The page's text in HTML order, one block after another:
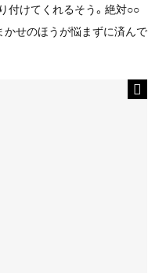
付けてくれるそう。絶対○○
かせのほうが悩まずに済んで